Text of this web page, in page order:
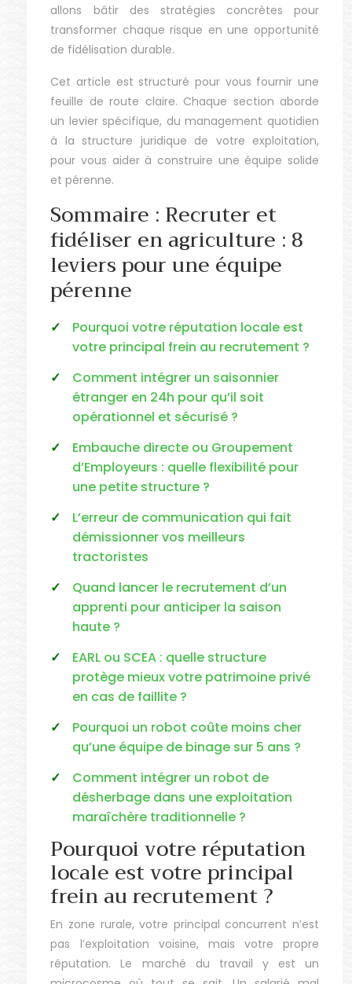
allons bâtir des stratégies concrètes pour
transformer chaque risque en une opportunité
de fidélisation durable.
Cet article est structuré pour vous fournir une
feuille de route claire. Chaque section aborde
un levier spécifique, du management quotidien
à la structure juridique de votre exploitation,
pour vous aider à construire une équipe solide
et pérenne.
Sommaire : Recruter et
fidéliser en agriculture : 8
leviers pour une équipe
pérenne
Pourquoi votre réputation locale est
votre principal frein au recrutement ?
Comment intégrer un saisonnier
étranger en 24h pour qu’il soit
opérationnel et sécurisé ?
Embauche directe ou Groupement
d’Employeurs : quelle flexibilité pour
une petite structure ?
L’erreur de communication qui fait
démissionner vos meilleurs
tractoristes
Quand lancer le recrutement d’un
apprenti pour anticiper la saison
haute ?
EARL ou SCEA : quelle structure
protège mieux votre patrimoine privé
en cas de faillite ?
Pourquoi un robot coûte moins cher
qu’une équipe de binage sur 5 ans ?
Comment intégrer un robot de
désherbage dans une exploitation
maraîchère traditionnelle ?
Pourquoi votre réputation
locale est votre principal
frein au recrutement ?
En zone rurale, votre principal concurrent n’est
pas l’exploitation voisine, mais votre propre
réputation. Le marché du travail y est un